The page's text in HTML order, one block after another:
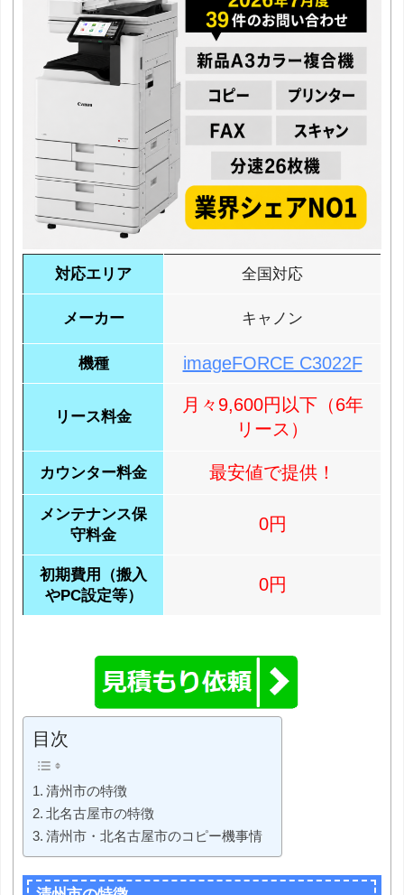
対応エリア 全国対応
メーカー キャノン
機種 imageFORCE C3022F
リース料金
月々9,600円以下（6年
リース）
カウンター料金 最安値で提供！
メンテナンス保
守料金
0円
初期費用（搬入
やPC設定等）
0円
目次
清州市の特徴
北名古屋市の特徴
清州市・北名古屋市のコピー機事情